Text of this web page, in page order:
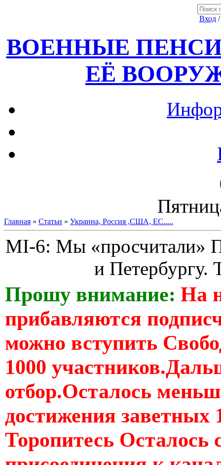
Вход
ВОЕННЫЕ
ЕЁ
Главная » Статьи » Украина, Россия ,США, ЕС.....
MI-6: Мы «просчитали»
и Петербургу.
Прошу внимание: На
прибавляются
можно вступить
1000
отбор.Осталось
достижения заветных
Торопитесь Осталось